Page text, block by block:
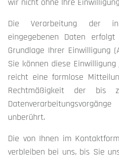
Die Verarbeitung der
eingegebenen Daten
Grundlage Ihrer Einwilligung
Sie können diese
reicht eine formlose
Rechtmäßigkeit der bis
unberührt.
Die von Ihnen im
verbleiben bei uns, bis Sie